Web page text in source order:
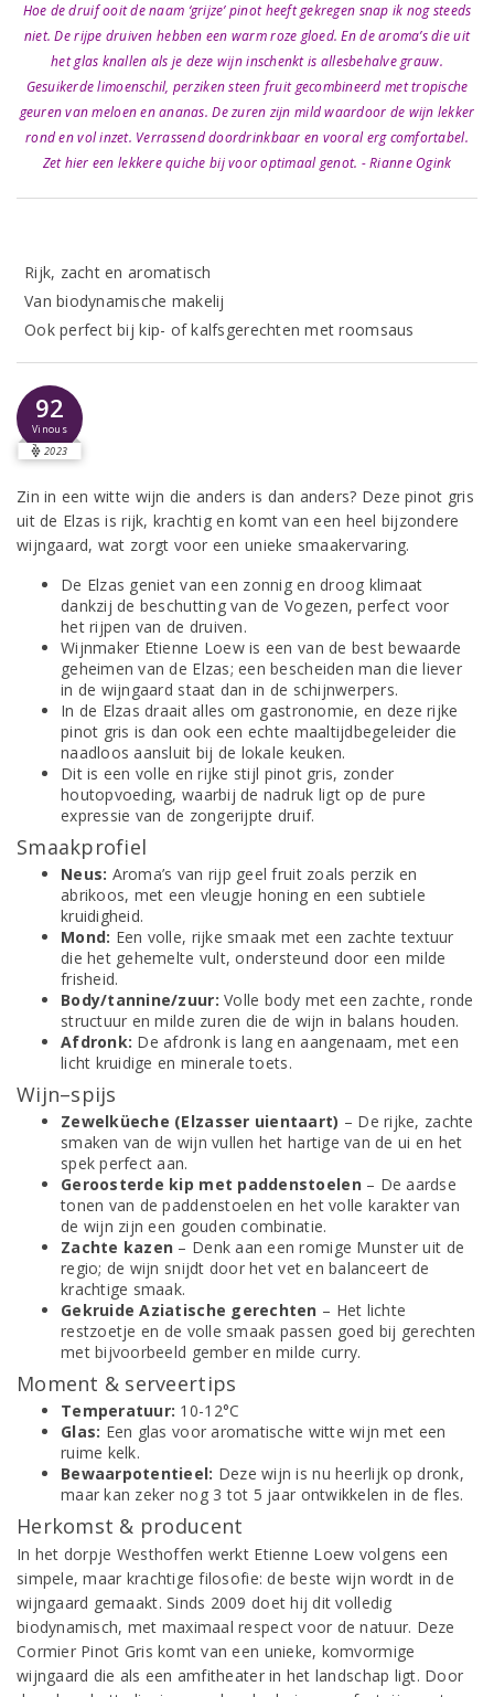
Hoe de druif ooit de naam ‘grijze’ pinot heeft gekregen snap ik nog steeds
niet. De rijpe druiven hebben een warm roze gloed. En de aroma’s die uit
het glas knallen als je deze wijn inschenkt is allesbehalve grauw.
Gesuikerde limoenschil, perziken steen fruit gecombineerd met tropische
geuren van meloen en ananas. De zuren zijn mild waardoor de wijn lekker
rond en vol inzet. Verrassend doordrinkbaar en vooral erg comfortabel.
Zet hier een lekkere quiche bij voor optimaal genot. - Rianne Ogink
Rijk, zacht en aromatisch
Van biodynamische makelij
Ook perfect bij kip- of kalfsgerechten met roomsaus
92
Vinous
2023
Zin in een witte wijn die anders is dan anders? Deze pinot gris
uit de Elzas is rijk, krachtig en komt van een heel bijzondere
wijngaard, wat zorgt voor een unieke smaakervaring.
De Elzas geniet van een zonnig en droog klimaat
dankzij de beschutting van de Vogezen, perfect voor
het rijpen van de druiven.
Wijnmaker Etienne Loew is een van de best bewaarde
geheimen van de Elzas; een bescheiden man die liever
in de wijngaard staat dan in de schijnwerpers.
In de Elzas draait alles om gastronomie, en deze rijke
pinot gris is dan ook een echte maaltijdbegeleider die
naadloos aansluit bij de lokale keuken.
Dit is een volle en rijke stijl pinot gris, zonder
houtopvoeding, waarbij de nadruk ligt op de pure
expressie van de zongerijpte druif.
Smaakprofiel
Neus: Aroma’s van rijp geel fruit zoals perzik en
abrikoos, met een vleugje honing en een subtiele
kruidigheid.
Mond: Een volle, rijke smaak met een zachte textuur
die het gehemelte vult, ondersteund door een milde
frisheid.
Body/tannine/zuur: Volle body met een zachte, ronde
structuur en milde zuren die de wijn in balans houden.
Afdronk: De afdronk is lang en aangenaam, met een
licht kruidige en minerale toets.
Wijn–spijs
Zewelküeche (Elzasser uientaart) – De rijke, zachte
smaken van de wijn vullen het hartige van de ui en het
spek perfect aan.
Geroosterde kip met paddenstoelen– De aardse
tonen van de paddenstoelen en het volle karakter van
de wijn zijn een gouden combinatie.
Zachte kazen – Denk aan een romige Munster uit de
regio; de wijn snijdt door het vet en balanceert de
krachtige smaak.
Gekruide Aziatische gerechten – Het lichte
restzoetje en de volle smaak passen goed bij gerechten
met bijvoorbeeld gember en milde curry.
Moment & serveertips
Temperatuur: 10-12°C
Glas: Een glas voor aromatische witte wijn met een
ruime kelk.
Bewaarpotentieel: Deze wijn is nu heerlijk op dronk,
maar kan zeker nog 3 tot 5 jaar ontwikkelen in de fles.
Herkomst & producent
In het dorpje Westhoffen werkt Etienne Loew volgens een
simpele, maar krachtige filosofie: de beste wijn wordt in de
wijngaard gemaakt. Sinds 2009 doet hij dit volledig
biodynamisch, met maximaal respect voor de natuur. Deze
Cormier Pinot Gris komt van een unieke, komvormige
wijngaard die als een amfitheater in het landschap ligt. Door